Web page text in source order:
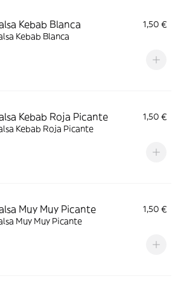
Kebab Blanca
1,50 €
Kebab Blanca
Kebab Roja Picante
1,50 €
Kebab Roja Picante
Muy Muy Picante
1,50 €
Muy Muy Picante